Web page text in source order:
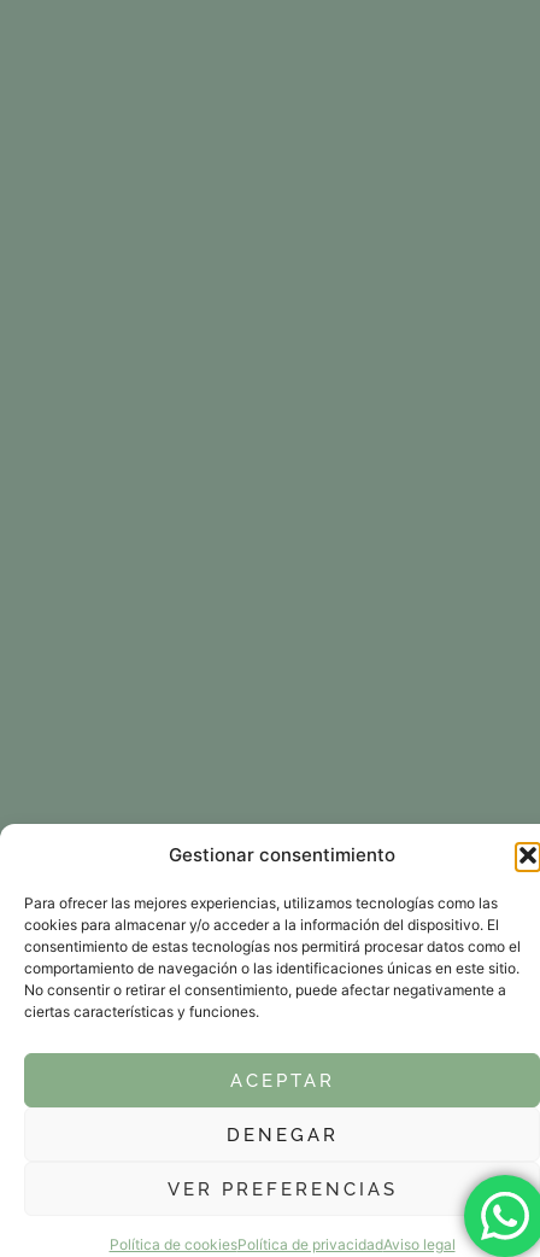
Gestionar consentimiento
Para ofrecer las mejores experiencias, utilizamos tecnologías como las
cookies para almacenar y/o acceder a la información del dispositivo. El
consentimiento de estas tecnologías nos permitirá procesar datos como el
comportamiento de navegación o las identificaciones únicas en este sitio.
No consentir o retirar el consentimiento, puede afectar negativamente a
ciertas características y funciones.
ACEPTAR
DENEGAR
VER PREFERENCIAS
Política de cookiesPolítica de privacidadAviso legal